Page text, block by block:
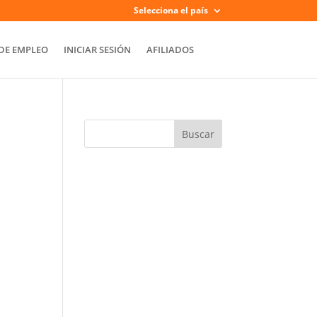
Selecciona el país
EMPLEO INICIAR SESIÓN AFILIADOS